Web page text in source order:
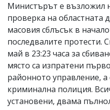
Министърът е възложил
проверка на областната
масовия сблъсък в
последвалите протести.
май в 23:23 часа за
място са изпратени
районното управление,
криминална полиция.
установени, двама